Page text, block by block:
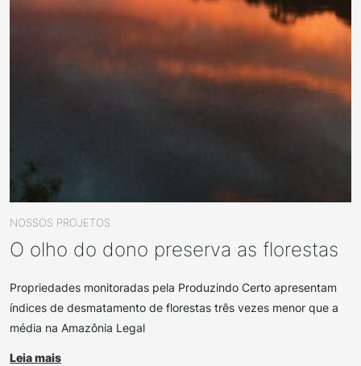
NOSSOS PROJETOS
O olho do dono preserva as florestas
Propriedades monitoradas pela Produzindo Certo apresentam
índices de desmatamento de florestas três vezes menor que a
média na Amazônia Legal
Leia mais